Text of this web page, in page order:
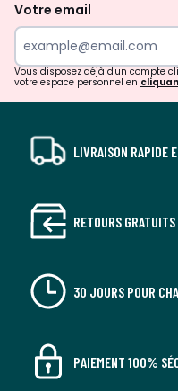
Votre email
Vous disposez déjà d'un compte
votre espace personnel en
LIVRAISON RAPIDE
RETOURS
30 JOURS POUR
PAIEMENT 100%